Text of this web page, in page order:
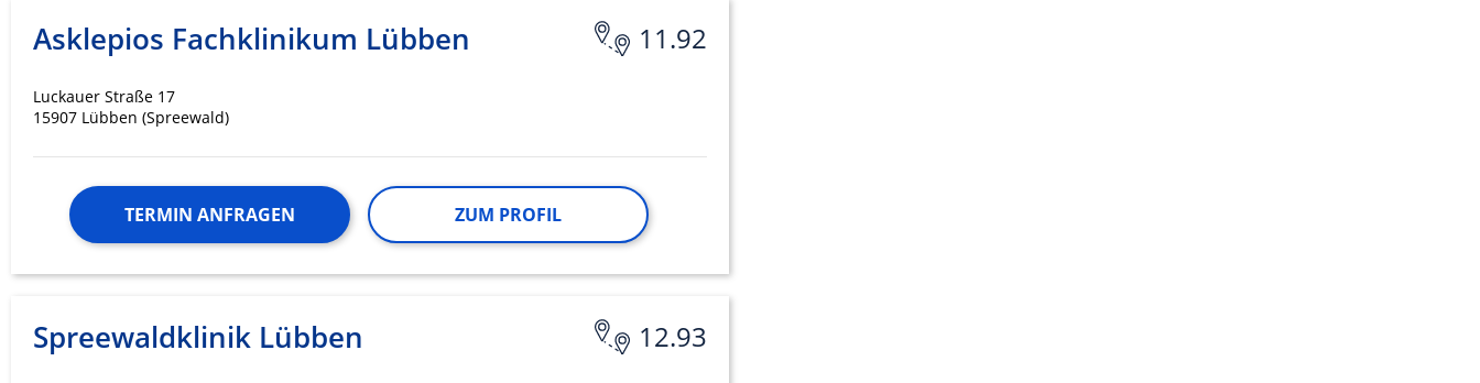
11.92
Asklepios Fachklinikum Lübben
Luckauer Straße 17
15907 Lübben (Spreewald)
TERMIN ANFRAGEN ZUM PROFIL
12.93
Spreewaldklinik Lübben